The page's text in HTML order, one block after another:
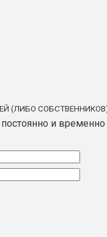
(ЛИБО
и временно